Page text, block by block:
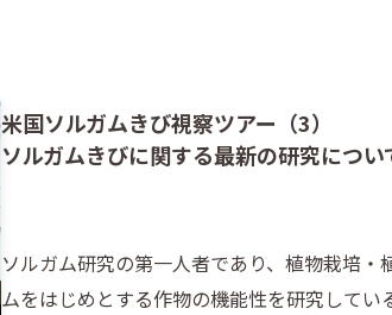
米国ソルガムきび視察ツアー（3）
ソルガムきびに関する最新の研究につい
ソルガム研究の第一人者であり、植物栽培
ムをはじめとする作物の機能性を研究して